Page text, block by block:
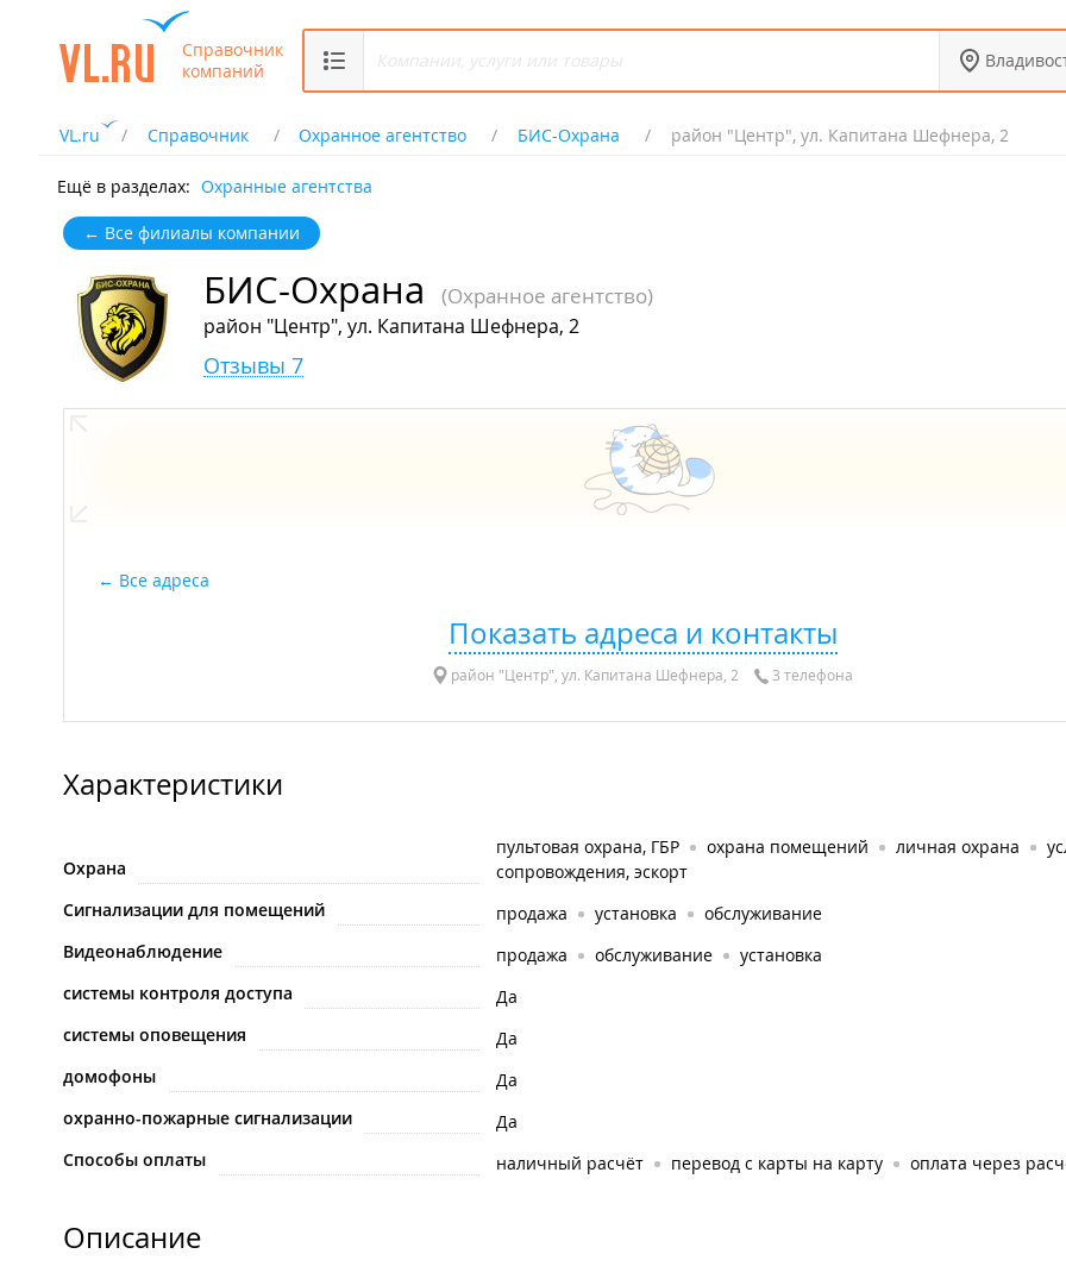
Справочник
компаний
VL.ru Справочник Охранное агентство БИС-Охрана район "Центр", ул. Капитана Шефнера, 2
Ещё в разделах: Охранные агентства
← Все филиалы компании
БИС-Охрана (Охранное агентство)
район "Центр", ул. Капитана Шефнера, 2
Отзывы 7
Все адреса
Показать адреса и контакты
район "Центр", ул. Капитана Шефнера, 2 3 телефона
Характеристики
Охрана
пультовая охрана, ГБР охрана помещений личная охрана
сопровождения, эскорт
Сигнализации для помещений
продажа установка
обслуживание
Видеонаблюдение
продажа обслуживание
установка
системы контроля доступа
Да
системы оповещения
Да
домофоны
Да
охранно-пожарные сигнализации
Да
Способы оплаты
наличный расчёт перевод с карты на карту оплата через
Описание